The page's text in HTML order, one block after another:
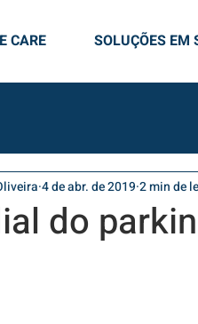
CARE SOLUÇÕES EM
do
4 de abr. de 2019 2 min de